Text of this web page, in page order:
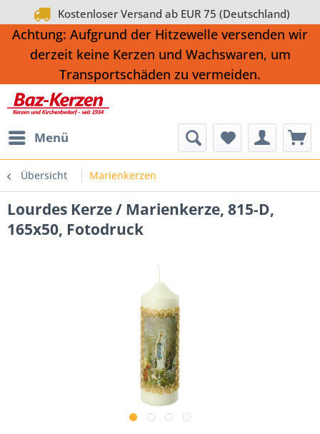
Kostenloser Versand ab EUR 75 (Deutschland)
Achtung: Aufgrund der Hitzewelle versenden wir
derzeit keine Kerzen und Wachswaren, um
Transportschäden zu vermeiden.
Menü
Übersicht Marienkerzen
Lourdes Kerze / Marienkerze, 815-D,
165x50, Fotodruck